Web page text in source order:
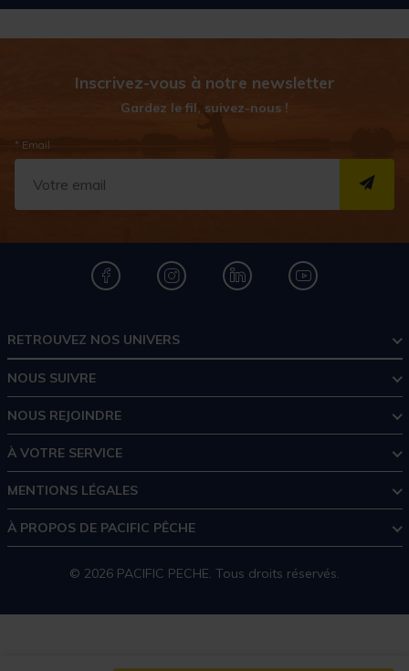
Inscrivez-vous à notre newsletter
Gardez le fil, suivez-nous !
* Email
RETROUVEZ NOS UNIVERS
NOUS SUIVRE
NOUS REJOINDRE
À VOTRE SERVICE
MENTIONS LÉGALES
À PROPOS DE PACIFIC PÊCHE
© 2026 PACIFIC PECHE. Tous droits réservés.